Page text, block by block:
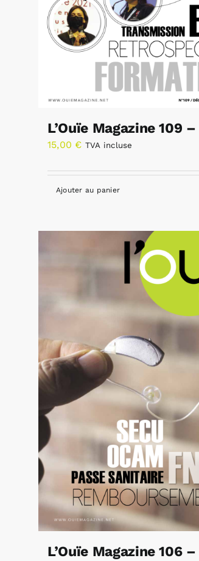
L’Ouïe Magazine 109
15,00 € TVA incluse
Ajouter au panier
L’Ouïe Magazine 106